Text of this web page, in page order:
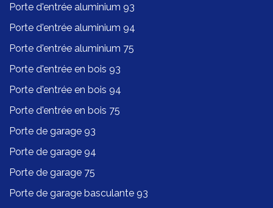
Porte d'entrée aluminium 93
Porte d'entrée aluminium 94
Porte d'entrée aluminium 75
Porte d'entrée en bois 93
Porte d'entrée en bois 94
Porte d'entrée en bois 75
Porte de garage 93
Porte de garage 94
Porte de garage 75
Porte de garage basculante 93